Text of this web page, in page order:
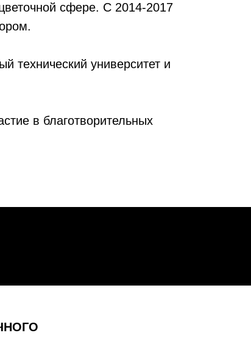
сфере. С 2014-2017
технический университет и
в благотворительных